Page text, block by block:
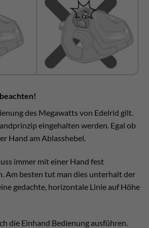
des Megawatts von Edelrid gilt.
eingehalten werden. Egal ob
Hand am Ablasshebel.
immer mit einer Hand fest
Am besten tut man dies unterhalt der
gedachte, horizontale Linie auf Höhe
die Einhand Bedienung ausführen.